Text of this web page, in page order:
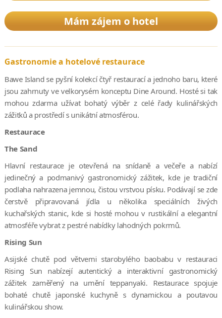
Mám zájem o hotel
Gastronomie a hotelové restaurace
Bawe Island se pyšní kolekcí čtyř restaurací a jednoho baru, které
jsou zahrnuty ve velkorysém konceptu Dine Around. Hosté si tak
mohou zdarma užívat bohatý výběr z celé řady kulinářských
zážitků a prostředí s unikátní atmosférou.
Restaurace
The Sand
Hlavní restaurace je otevřená na snídaně a večeře a nabízí
jedinečný a podmanivý gastronomický zážitek, kde je tradiční
podlaha nahrazena jemnou, čistou vrstvou písku. Podávají se zde
čerstvě připravovaná jídla u několika speciálních živých
kuchařských stanic, kde si hosté mohou v rustikální a elegantní
atmosféře vybrat z pestré nabídky lahodných pokrmů.
Rising Sun
Asijské chutě pod větvemi starobylého baobabu v restauraci
Rising Sun nabízejí autentický a interaktivní gastronomický
zážitek zaměřený na umění teppanyaki. Restaurace spojuje
bohaté chutě japonské kuchyně s dynamickou a poutavou
kulinářskou show.